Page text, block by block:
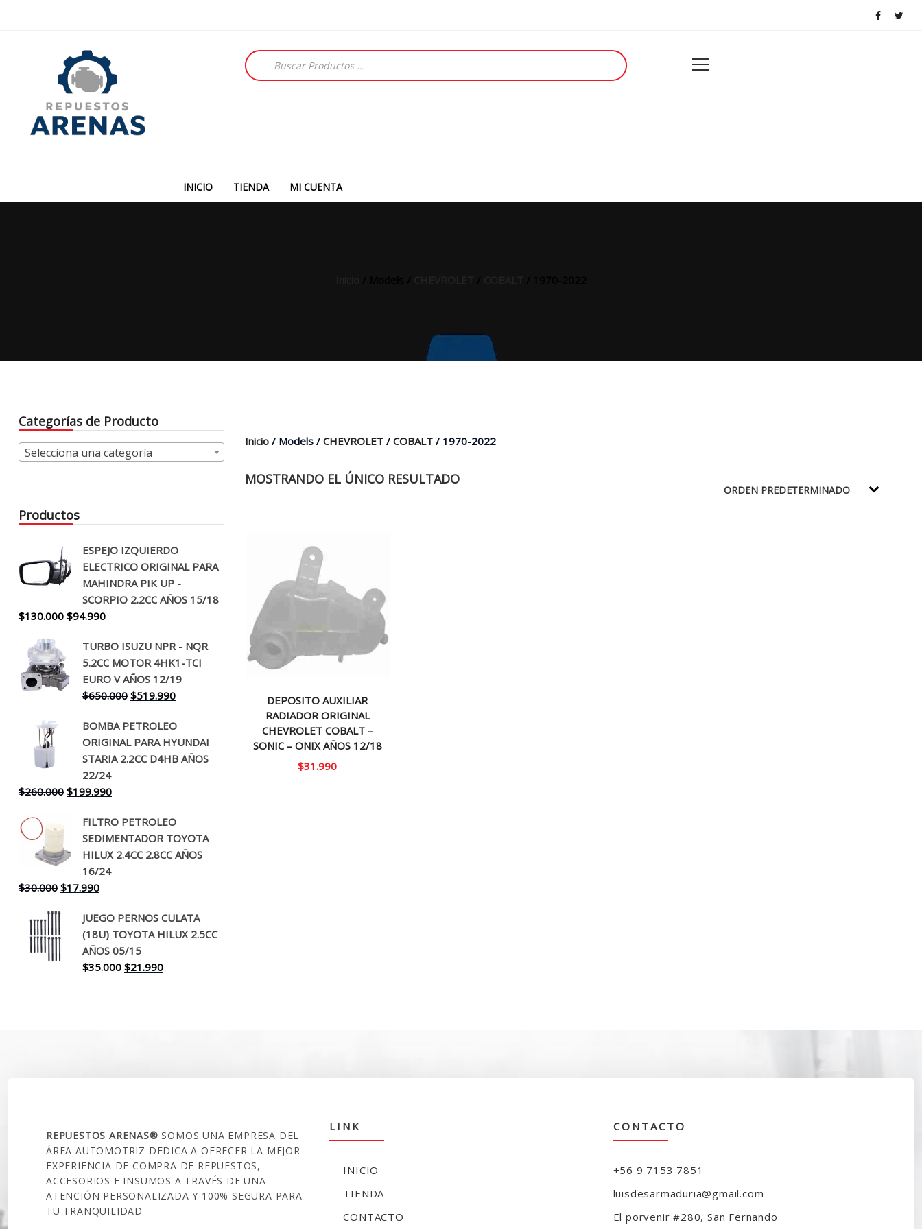
Búsqueda
de
productos
INICIO TIENDA MI CUENTA
Categorías de Producto
Selecciona una categoría
Productos
ESPEJO IZQUIERDO
ELECTRICO ORIGINAL PARA
MAHINDRA PIK UP -
SCORPIO 2.2CC AÑOS 15/18
$130.000 El
original
era:
$130.000.
$94.990El
actual
es:
$94.990.
TURBO ISUZU NPR - NQR
5.2CC MOTOR 4HK1-TCI
EURO V AÑOS 12/19
$650.000 El
original
era:
$650.000.
$519.990El
actual
es:
$519.990.
BOMBA PETROLEO
ORIGINAL PARA HYUNDAI
STARIA 2.2CC D4HB AÑOS
22/24
$260.000 El
original
era:
$260.000.
$199.990El
actual
es:
$199.990.
FILTRO PETROLEO
SEDIMENTADOR TOYOTA
HILUX 2.4CC 2.8CC AÑOS
16/24
$30.000 El
original
era:
$30.000.
$17.990El
actual
es:
$17.990.
JUEGO PERNOS CULATA
(18U) TOYOTA HILUX 2.5CC
AÑOS 05/15
$35.000 El
$21.990El
Inicio / Models / CHEVROLET / COBALT / 1970-2022
MOSTRANDO EL ÚNICO RESULTADO
DEPOSITO AUXILIAR
RADIADOR ORIGINAL
CHEVROLET COBALT –
SONIC – ONIX AÑOS 12/18
$31.990
REPUESTOS ARENAS®SOMOS UNA EMPRESA DEL
ÁREA AUTOMOTRIZ DEDICA A OFRECER LA MEJOR
EXPERIENCIA DE COMPRA DE REPUESTOS,
ACCESORIOS E INSUMOS A TRAVÉS DE UNA
ATENCIÓN PERSONALIZADA Y 100% SEGURA PARA
TU TRANQUILIDAD
LINK
INICIO
TIENDA
CONTACTO
CONTACTO
+56 9 7153 7851
luisdesarmaduria@gmail.com
El porvenir #280, San Fernando